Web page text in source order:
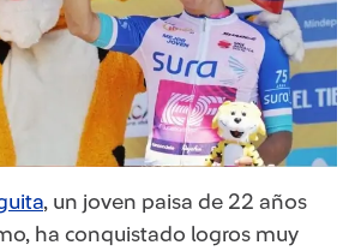
, un joven paisa de 22 años
ha conquistado logros muy